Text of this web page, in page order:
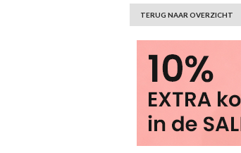
TERUG NAAR OVERZICHT